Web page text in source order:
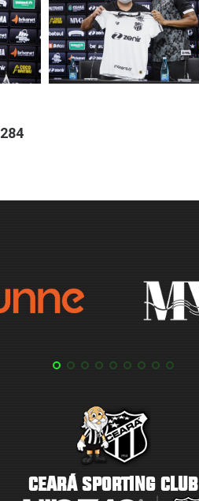
284
CEARÁ SPORTING CLUB